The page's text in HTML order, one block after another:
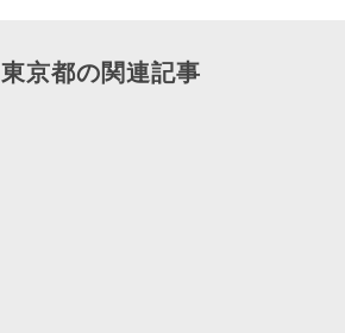
東京都の関連記事